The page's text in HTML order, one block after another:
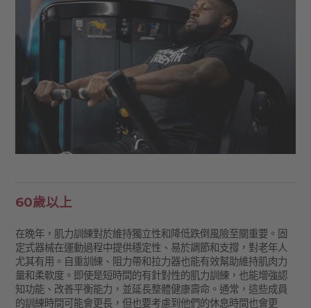
60歲以上
在晚年，肌力訓練對於維持獨立性和降低跌倒風險至關重要。固
定式器械在運動過程中提供穩定性、易於調節和支撐，對老年人
尤其有用。自重訓練、阻力帶和拉力器也能有效幫助維持肌肉力
量和柔軟度。即使是短時間的有針對性的肌力訓練，也能增強認
知功能、改善平衡能力，並延長整體健康壽命。通常，這些成員
的訓練時間可能會更長，但也要考慮到他們的休息時間也會更